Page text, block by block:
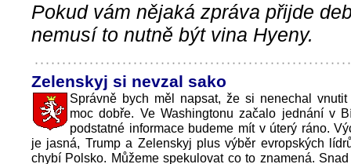
Pokud vám nějaká zpráva přijde
nemusí to nutně být vina Hyeny.
Zelenskyj si nevzal sako
Správně bych měl napsat, že si nenechal
moc dobře. Ve Washingtonu začalo jednání v
podstatné informace budeme mít v úterý ráno.
je jasná, Trump a Zelenskyj plus výběr evropských
chybí Polsko. Můžeme spekulovat co to znamená.